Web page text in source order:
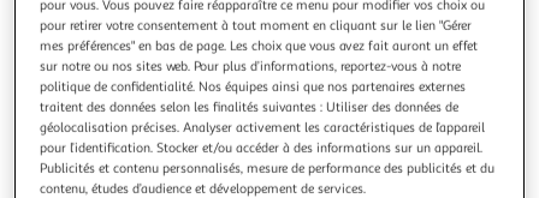
J-LINE
Miroir sur pied marbre caviano 50cm champagne
Informations Techniques : Dimensions : L. 36 x l. 10 x H. 50
cm Matières : Métal & Marbre Spécificités : Tendance &
Moderne Miroir sur Pied Base en Marbre Poids : 1,65 kg
Couleur : Champagne
En savoir +
Vous voulez connaître le prix de ce produit ?
pour vous. Vous pouvez faire réapparaître ce menu pour modifier vos choix ou
pour retirer votre consentement à tout moment en cliquant sur le lien "Gérer
mes préférences" en bas de page. Les choix que vous avez fait auront un effet
sur notre ou nos sites web. Pour plus d’informations, reportez-vous à notre
politique de confidentialité. Nos équipes ainsi que nos partenaires externes
traitent des données selon les finalités suivantes : Utiliser des données de
géolocalisation précises. Analyser activement les caractéristiques de l’appareil
pour l’identification. Stocker et/ou accéder à des informations sur un appareil.
Publicités et contenu personnalisés, mesure de performance des publicités et du
contenu, études d’audience et développement de services.